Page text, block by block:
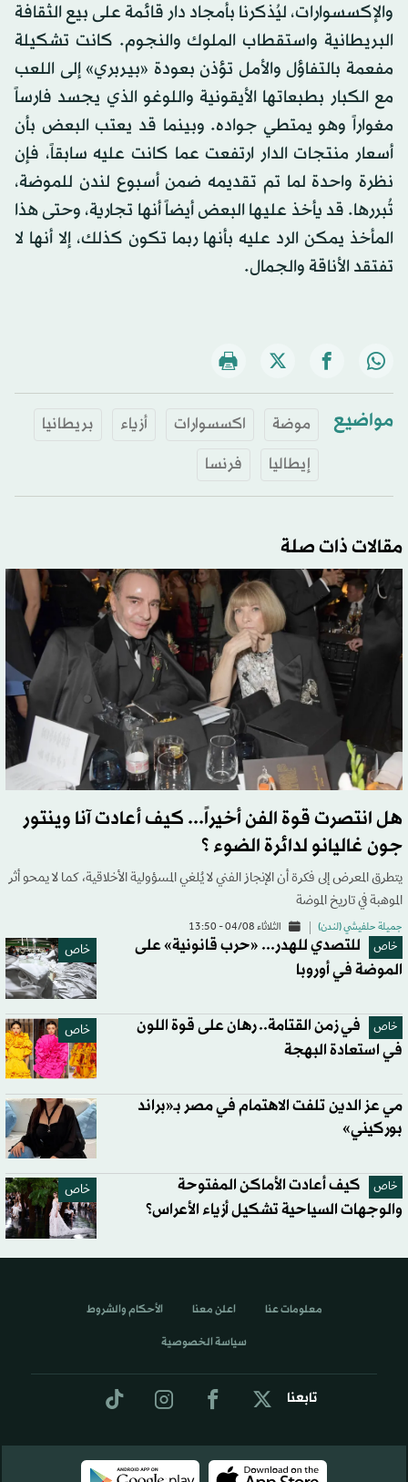
والإكسسوارات، ليُذكرنا بأمجاد دار قائمة على بيع الثقافة
البريطانية واستقطاب الملوك والنجوم. كانت تشكيلة
مفعمة بالتفاؤل والأمل تؤذن بعودة «بيربري» إلى اللعب
مع الكبار بطبعاتها الأيقونية واللوغو الذي يجسد فارساً
مغواراً وهو يمتطي جواده. وبينما قد يعتب البعض بأن
أسعار منتجات الدار ارتفعت عما كانت عليه سابقاً، فإن
نظرة واحدة لما تم تقديمه ضمن أسبوع لندن للموضة،
تُبررها. قد يأخذ عليها البعض أيضاً أنها تجارية، وحتى هذا
المأخذ يمكن الرد عليه بأنها ربما تكون كذلك، إلا أنها لا
تفتقد الأناقة والجمال.
مواضيع موضة اكسسوارات أزياء
بريطانيا
إيطاليا
فرنسا
مقالات ذات صلة
هل انتصرت قوة الفن أخيراً... كيف أعادت آنا وينتور
جون غاليانو لدائرة الضوء ؟
يتطرق المعرض إلى فكرة أن الإنجاز الفني لا يُلغي المسؤولية الأخلاقية، كما لا يمحو أثر
الموهبة في تاريخ الموضة
جميلة حلفيشي (لندن) الثلاثاء 04/08 - 13:50
خاص خاص
للتصدي للهدر... «حرب قانونية» على
الموضة في أوروبا
خاص خاص
في زمن القتامة.. رهان على قوة اللون
في استعادة البهجة
مي عز الدين تلفت الاهتمام في مصر بـ«براند
بوركيني»
خاص خاص
كيف أعادت الأماكن المفتوحة
والوجهات السياحية تشكيل أزياء الأعراس؟
تابعنا
معلومات عنا اعلن معنا الأحكام والشروط
سياسة الخصوصية